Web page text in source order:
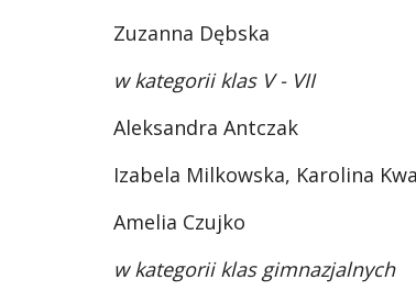
Zuzanna Dębska
w kategorii klas V - VII
Aleksandra Antczak
Izabela Milkowska, Karolina
Amelia Czujko
w kategorii klas gimnazjalnych